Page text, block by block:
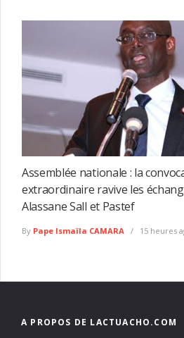
Assemblée nationale : la
extraordinaire ravive les
Alassane Sall et Pastef
By Pape Ismaïla CAMARA 15 heures
A PROPOS DE LACTUACHO.COM